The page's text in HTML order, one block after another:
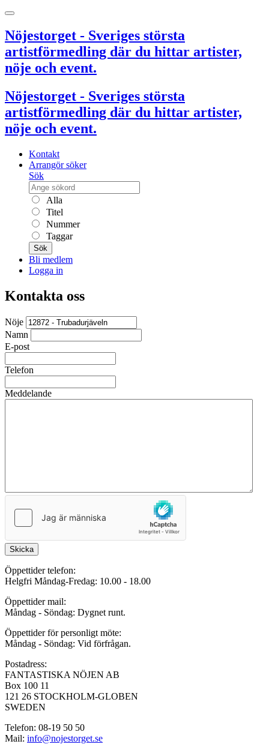
Nöjestorget - Sveriges största
artistförmedling där du hittar artister,
nöje och event.
Nöjestorget - Sveriges största
artistförmedling där du hittar artister,
nöje och event.
Kontakt
Arrangör söker
Sök
Alla
Titel
Nummer
Taggar
Sök
Bli medlem
Logga in
Kontakta oss
Nöje
Namn
E-post
Telefon
Meddelande
Skicka
Öppettider telefon:
Helgfri Måndag-Fredag: 10.00 - 18.00
Öppettider mail:
Måndag - Söndag: Dygnet runt.
Öppettider för personligt möte:
Måndag - Söndag: Vid förfrågan.
Postadress:
FANTASTISKA NÖJEN AB
Box 100 11
121 26 STOCKHOLM-GLOBEN
SWEDEN
Telefon: 08-19 50 50
Mail: info@nojestorget.se